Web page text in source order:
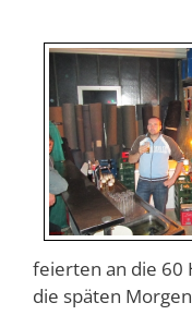
feierten an die 60
die späten